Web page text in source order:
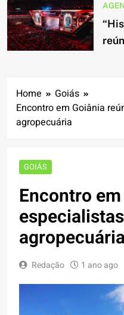
Home
Goiás
Encontro em Goiânia
agropecuária
GOIÁS
Encontro
agropecuária
Redação 1 ano ago